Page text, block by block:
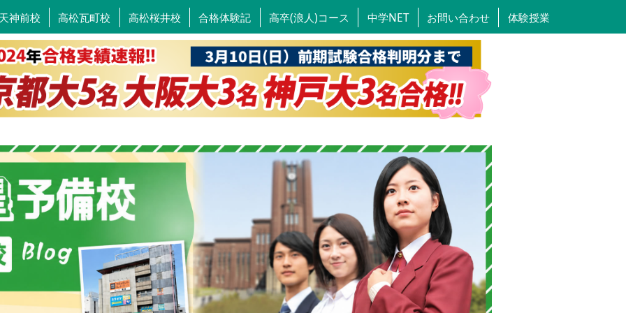
体験授業
お問い合わせ
中学NET
高卒(浪人)コース
合格体験記
高松桜井校
高松瓦町校
神前校